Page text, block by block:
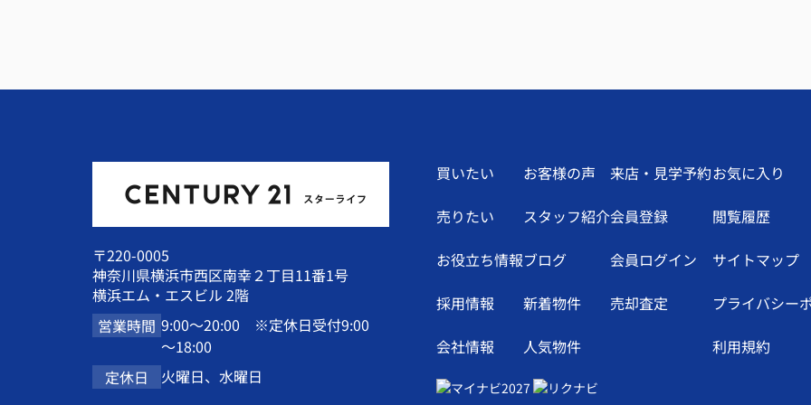
〒220-0005
神奈川県横浜市西区南幸２丁目11番1号
横浜エム・エスビル 2階
営業時間 9:00～20:00 ※定休日受付9:00
～18:00
定休日
火曜日、水曜日
買いたい
売りたい
お役立ち情報
採用情報
会社情報
お客様の声
スタッフ紹介
ブログ
新着物件
人気物件
来店・見学予約
会員登録
会員ログイン
売却査定
お気に入り
閲覧履歴
サイトマップ
プライバシー
利用規約